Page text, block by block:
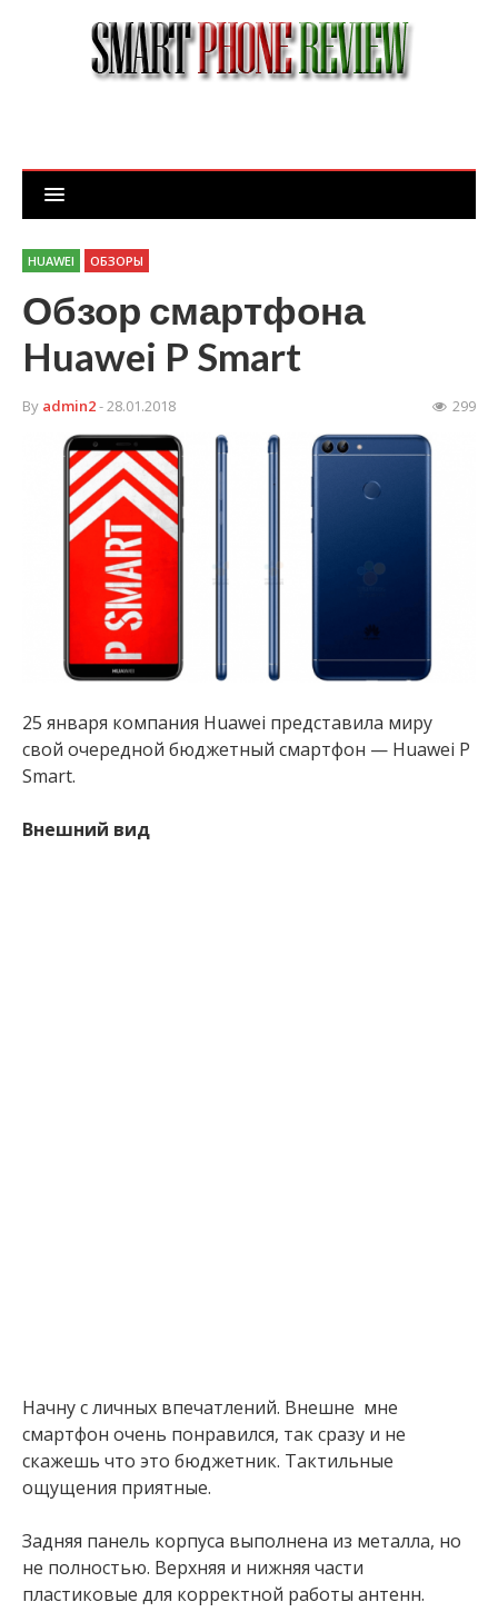
HUAWEI ОБЗОРЫ
Обзор смартфона
Huawei P Smart
By admin2- 28.01.2018 299
25 января компания Huawei представила миру
свой очередной бюджетный смартфон — Huawei P
Smart.
Внешний вид
Начну с личных впечатлений. Внешне мне
смартфон очень понравился, так сразу и не
скажешь что это бюджетник. Тактильные
ощущения приятные.
Задняя панель корпуса выполнена из металла, но
не полностью. Верхняя и нижняя части
пластиковые для корректной работы антенн.